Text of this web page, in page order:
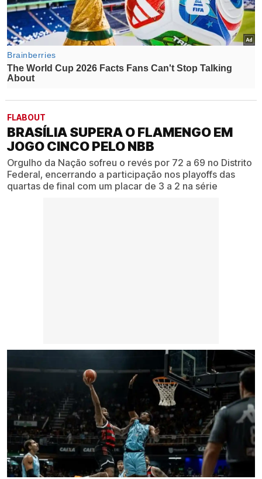
FLABOUT
BRASÍLIA SUPERA O FLAMENGO EM
JOGO CINCO PELO NBB
Orgulho da Nação sofreu o revés por 72 a 69 no Distrito
Federal, encerrando a participação nos playoffs das
quartas de final com um placar de 3 a 2 na série